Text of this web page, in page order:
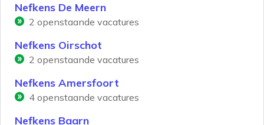
Nefkens De Meern
2 openstaande vacatures
Nefkens Oirschot
2 openstaande vacatures
Nefkens Amersfoort
4 openstaande vacatures
Nefkens Baarn